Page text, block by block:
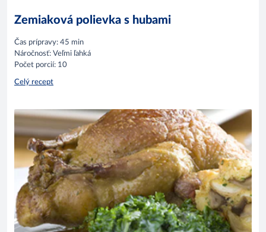
Zemiaková polievka s hubami
Čas prípravy: 45 min
Náročnosť: Veľmi ľahká
Počet porcií: 10
Celý recept